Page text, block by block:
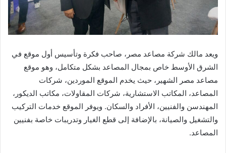
ويعد مالك شركة مصاعد مصر، صاحب فكرة وتأسيس أول موقع في
الشرق الأوسط خاص بمجال المصاعد بشكل متكامل، وهو موقع
مصاعد مصر الشهير، حيث يخدم الموقع الموردين، شركات
المصاعد، المكاتب الاستشارية، شركات المقاولات، مكاتب الديكور،
المهندسن والفنيين، الأفراد والسكان. ويوفر الموقع خدمات التركيب
والتشغيل والصيانة، بالإضافة إلى قطع الغيار وتدريبات خاصة بفنيين
المصاعد.